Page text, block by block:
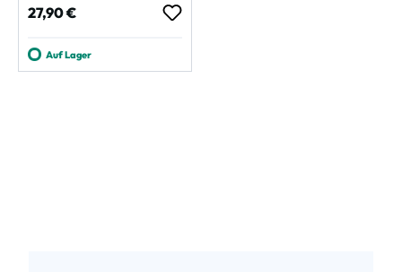
Regulärer Preis:
27,90 €
Auf Lager